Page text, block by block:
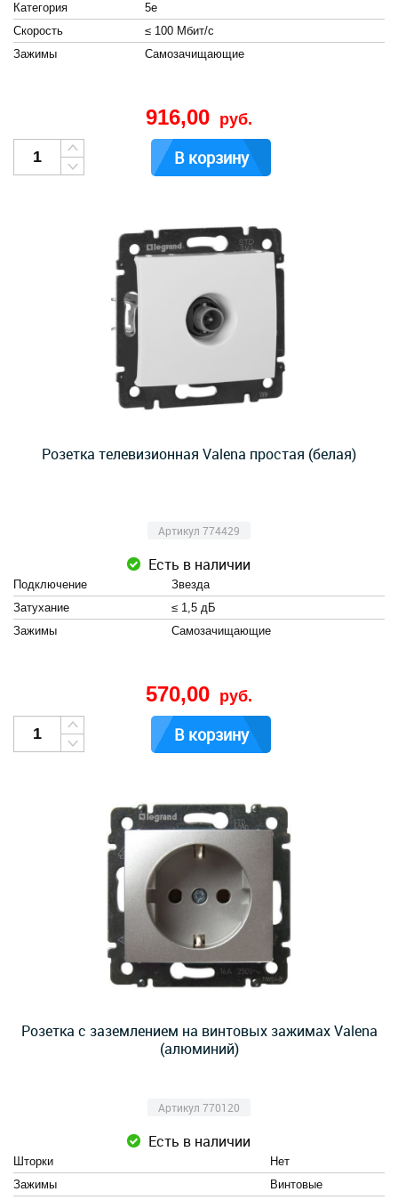
Категория
5е
Скорость
≤ 100 Мбит/с
Зажимы
Cамозачищающие
916,00 руб.
В корзину
Розетка телевизионная Valena простая (белая)
Артикул 774429
Есть в наличии
Подключение
Звезда
Затухание
≤ 1,5 дБ
Зажимы
Cамозачищающие
570,00 руб.
В корзину
Розетка с заземлением на винтовых зажимах Valena
(алюминий)
Артикул 770120
Есть в наличии
Шторки
Нет
Зажимы
Винтовые